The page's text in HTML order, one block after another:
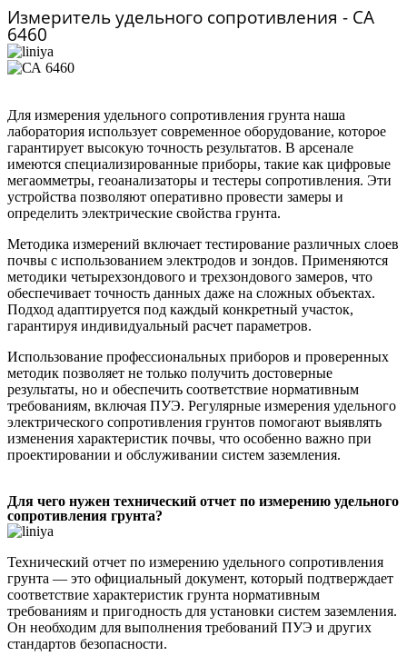
Измеритель удельного сопротивления - СА
6460
Для измерения удельного сопротивления грунта наша
лаборатория использует современное оборудование, которое
гарантирует высокую точность результатов. В арсенале
имеются специализированные приборы, такие как цифровые
мегаомметры, геоанализаторы и тестеры сопротивления. Эти
устройства позволяют оперативно провести замеры и
определить электрические свойства грунта.
Методика измерений включает тестирование различных слоев
почвы с использованием электродов и зондов. Применяются
методики четырехзондового и трехзондового замеров, что
обеспечивает точность данных даже на сложных объектах.
Подход адаптируется под каждый конкретный участок,
гарантируя индивидуальный расчет параметров.
Использование профессиональных приборов и проверенных
методик позволяет не только получить достоверные
результаты, но и обеспечить соответствие нормативным
требованиям, включая ПУЭ. Регулярные измерения удельного
электрического сопротивления грунтов помогают выявлять
изменения характеристик почвы, что особенно важно при
проектировании и обслуживании систем заземления.
Для чего нужен технический отчет по измерению удельного
сопротивления грунта?
Технический отчет по измерению удельного сопротивления
грунта — это официальный документ, который подтверждает
соответствие характеристик грунта нормативным
требованиям и пригодность для установки систем заземления.
Он необходим для выполнения требований ПУЭ и других
стандартов безопасности.